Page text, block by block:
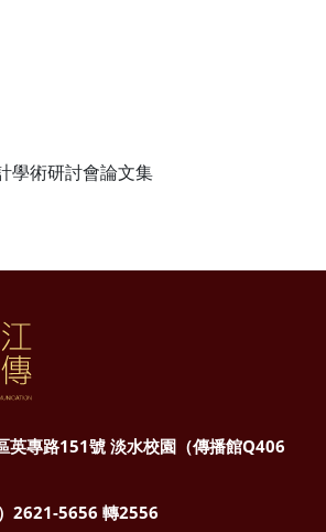
學術研討會論文集
英專路151號 淡水校園（傳播館Q406
2621-5656 轉2556